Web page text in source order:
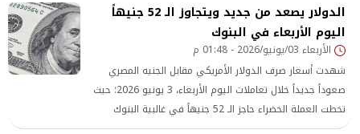
الدولار يصعد من جديد ويتجاوز الـ 52 جنيهاً
اليوم الأربعاء في البنوك
الأربعاء 03/يونيو/2026 - 01:48 م
شهدت أسعار صرف الدولار الأمريكي مقابل الجنيه المصري
صعوداً جديداً خلال تعاملات اليوم الأربعاء، 3 يونيو 2026؛ حيث
تخطت العملة الخضراء حاجز الـ 52 جنيهاً في غالبية البنوك
الحكومية والاستثمارية العاملة في السوق المصرفية المصرية،